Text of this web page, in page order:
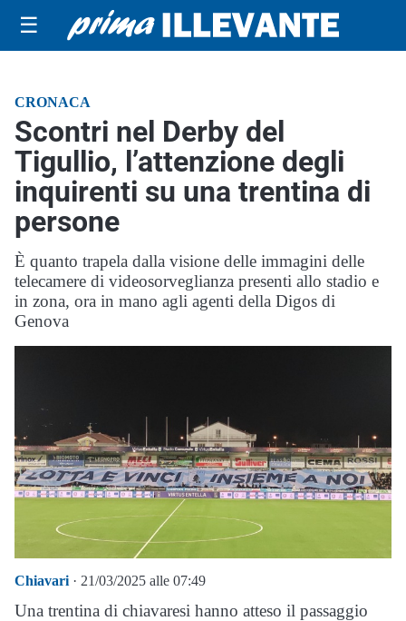
☰
CRONACA
Scontri nel Derby del
Tigullio, l’attenzione degli
inquirenti su una trentina di
persone
È quanto trapela dalla visione delle immagini delle
telecamere di videosorveglianza presenti allo stadio e
in zona, ora in mano agli agenti della Digos di
Genova
Chiavari · 21/03/2025 alle 07:49
Una trentina di chiavaresi hanno atteso il passaggio